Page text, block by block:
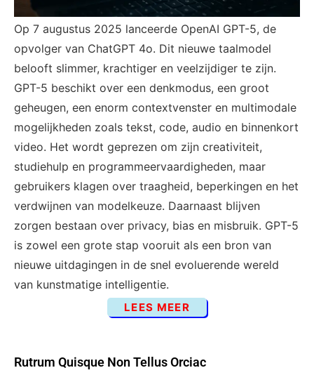
LEES MEER
Op 7 augustus 2025 lanceerde OpenAI GPT-5, de
opvolger van ChatGPT 4o. Dit nieuwe taalmodel
belooft slimmer, krachtiger en veelzijdiger te zijn.
GPT-5 beschikt over een denkmodus, een groot
geheugen, een enorm contextvenster en multimodale
mogelijkheden zoals tekst, code, audio en binnenkort
video. Het wordt geprezen om zijn creativiteit,
studiehulp en programmeervaardigheden, maar
gebruikers klagen over traagheid, beperkingen en het
verdwijnen van modelkeuze. Daarnaast blijven
zorgen bestaan over privacy, bias en misbruik. GPT-5
is zowel een grote stap vooruit als een bron van
nieuwe uitdagingen in de snel evoluerende wereld
van kunstmatige intelligentie.
Rutrum Quisque Non Tellus Orciac